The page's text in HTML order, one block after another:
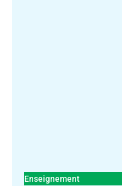
Enseignement